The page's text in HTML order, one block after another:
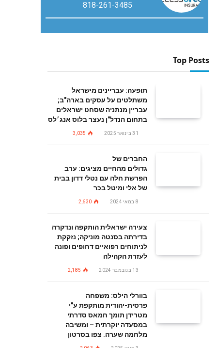
818-261-3485
Top Posts
תופעה: עבריינים מישראל
משתלטים על עסקים בארה"ב;
עבריין מנתניה שסחט ישראלים
בתחום הנדל"ן נעצר בלוס אנג׳לס
31 בינואר 2025 3,035
החברים של
גדולים מהחיים מציגים: ערב
הפרשת חלה עם נטלי דדון בבית
של אלי ומיטל בכר
8 במאי 2024 2,630
צעירה ישראלית הותקפה ונדקרה
בדירתה בסנטה מוניקה; נזקקת
לניתוחים רפואיים דחופים ופונה
לעזרת הקהילה
13 בנובמבר 2024 2,185
בוורלי הילס: משפחה
פרסית-יהודית מותקפת ע"י
מטרידן תומך חמאס סדרתי
במסעדה יוקרתית – ומשיבה
מלחמה שערה. צפו בסרטון